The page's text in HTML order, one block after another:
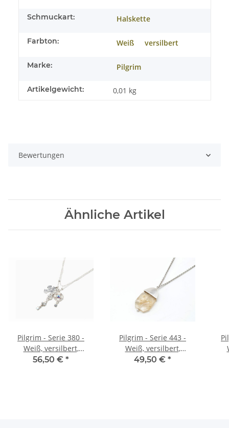
Schmuckart: Halskette
Farbton: Weiß versilbert
Marke: Pilgrim
Artikelgewicht: 0,01 kg
Bewertungen
Ähnliche Artikel
Pilgrim - Serie 380 -
Weiß, versilbert,
Halskette mit Anhänger
56,50 € *
Pilgrim - Serie 443 -
Weiß, versilbert,
Halskette
49,50 € *